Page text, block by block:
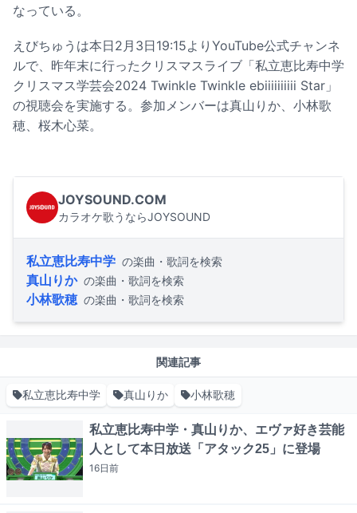
なっている。
えびちゅうは本日2月3日19:15よりYouTube公式チャンネ
ルで、昨年末に行ったクリスマスライブ「私立恵比寿中学
クリスマス学芸会2024 Twinkle Twinkle ebiiiiiiiiii Star」
の視聴会を実施する。参加メンバーは真山りか、小林歌
穂、桜木心菜。
JOYSOUND.COM
カラオケ歌うならJOYSOUND
私立恵比寿中学 の楽曲・歌詞を検索
真山りか の楽曲・歌詞を検索
小林歌穂 の楽曲・歌詞を検索
関連記事
私立恵比寿中学 真山りか 小林歌穂
私立恵比寿中学・真山りか、エヴァ好き芸能
人として本日放送「アタック25」に登場
16日前